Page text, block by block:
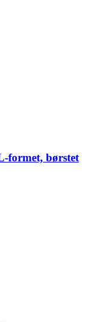
formet, børstet